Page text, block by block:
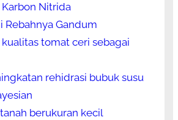
Nitrida
Rebahnya Gandum
tomat ceri sebagai
rehidrasi bubuk susu
berukuran kecil